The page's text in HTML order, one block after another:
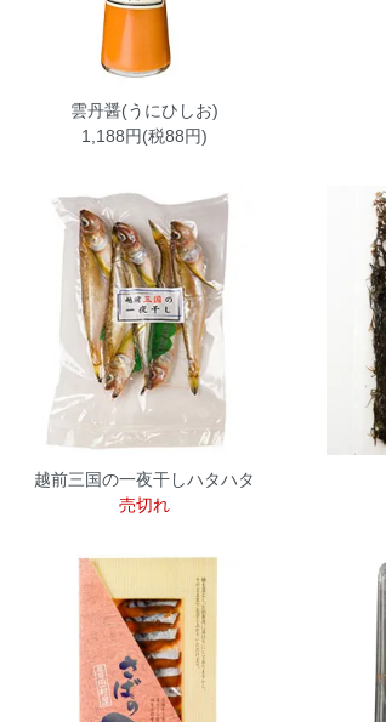
雲丹醤(うにひしお)
1,188円(税88円)
越前三国の一夜干しハタハタ
売切れ